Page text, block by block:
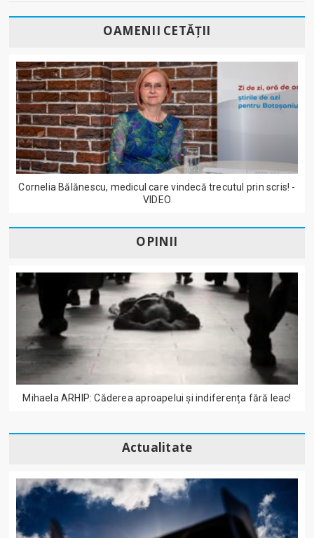
OAMENII CETĂȚII
Cornelia Bălănescu, medicul care vindecă trecutul prin scris! -
VIDEO
OPINII
Mihaela ARHIP: Căderea aproapelui și indiferența fără leac!
Actualitate